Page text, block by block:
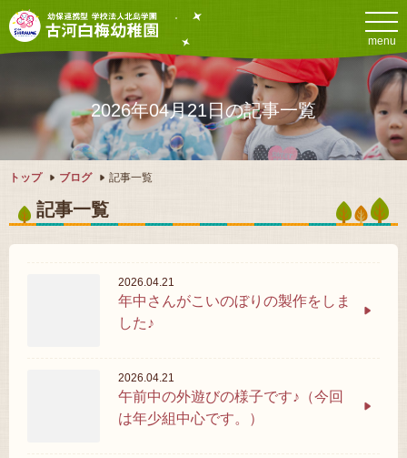
menu
2026年04月21日の記事一覧
トップ ブログ 記事一覧
記事一覧
2026.04.21
年中さんがこいのぼりの製作をしま
した♪
2026.04.21
午前中の外遊びの様子です♪（今回
は年少組中心です。）